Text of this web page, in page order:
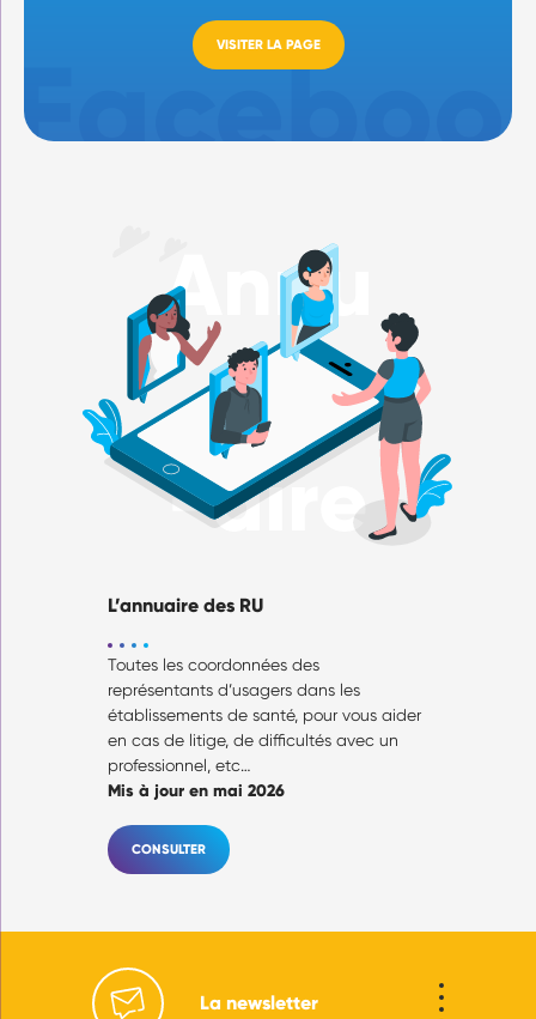
VISITER LA PAGE
Annu
-aire
L’annuaire des RU
Toutes les coordonnées des
représentants d’usagers dans les
établissements de santé, pour vous aider
en cas de litige, de difficultés avec un
professionnel, etc…
Mis à jour en mai 2026
CONSULTER
La newsletter